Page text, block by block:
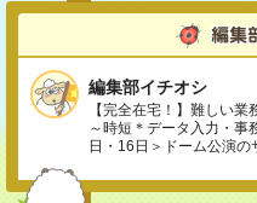
編集部イチオシ
【完全在宅！】難しい
～時短＊データ入力・事
日・16日＞ドーム公演